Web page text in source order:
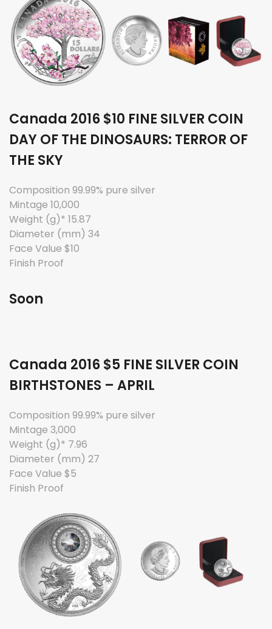
Canada 2016 $10 FINE SILVER COIN
DAY OF THE DINOSAURS: TERROR OF
THE SKY
Composition 99.99% pure silver
Mintage 10,000
Weight (g)* 15.87
Diameter (mm) 34
Face Value $10
Finish Proof
Soon
Canada 2016 $5 FINE SILVER COIN
BIRTHSTONES – APRIL
Composition 99.99% pure silver
Mintage 3,000
Weight (g)* 7.96
Diameter (mm) 27
Face Value $5
Finish Proof